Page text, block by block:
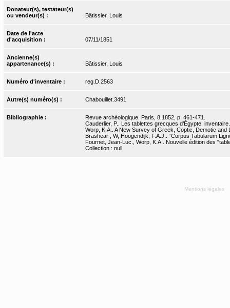
Donateur(s), testateur(s)
ou vendeur(s) :
Bâtissier, Louis
Date de l'acte
d'acquisition :
07/11/1851
Ancienne(s)
appartenance(s) :
Bâtissier, Louis
Numéro d'inventaire : reg.D.2563
Autre(s) numéro(s) : Chabouillet.3491
Bibliographie :
Revue archéologique. Paris, 8,1852, p. 461-471.
Cauderlier, P.. Les tablettes grecques d’Égypte:
Worp, K.A.. A New Survey of Greek, Coptic, Demotic
Brashear , W, Hoogendijk, F.A.J.. “Corpus Tabularum
Fournet, Jean-Luc., Worp, K.A.. Nouvelle édition des
Collection : null
Mentions légales